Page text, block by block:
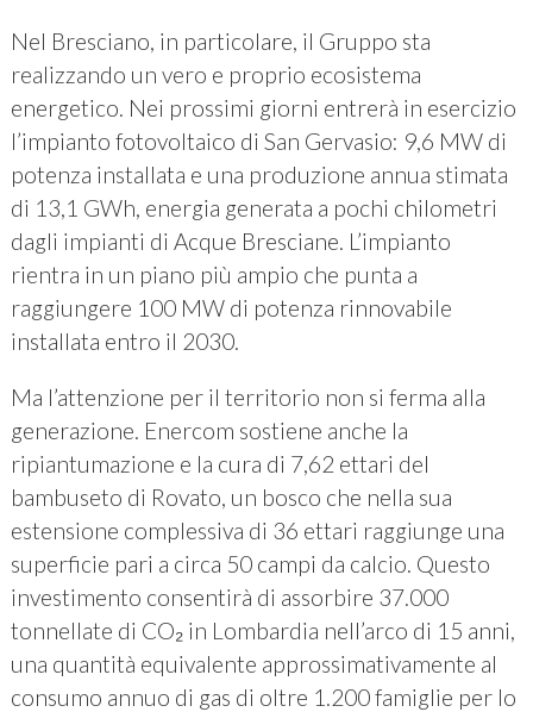
Nel Bresciano, in particolare, il Gruppo sta
realizzando un vero e proprio ecosistema
energetico. Nei prossimi giorni entrerà in esercizio
l’impianto fotovoltaico di San Gervasio: 9,6 MW di
potenza installata e una produzione annua stimata
di 13,1 GWh, energia generata a pochi chilometri
dagli impianti di Acque Bresciane. L’impianto
rientra in un piano più ampio che punta a
raggiungere 100 MW di potenza rinnovabile
installata entro il 2030.
Ma l’attenzione per il territorio non si ferma alla
generazione. Enercom sostiene anche la
ripiantumazione e la cura di 7,62 ettari del
bambuseto di Rovato, un bosco che nella sua
estensione complessiva di 36 ettari raggiunge una
superficie pari a circa 50 campi da calcio. Questo
investimento consentirà di assorbire 37.000
tonnellate di CO₂ in Lombardia nell’arco di 15 anni,
una quantità equivalente approssimativamente al
consumo annuo di gas di oltre 1.200 famiglie per lo